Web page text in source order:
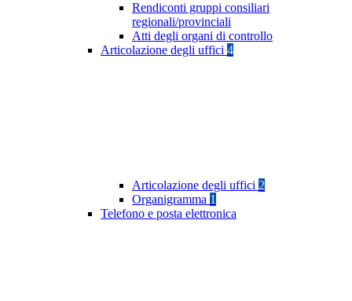
Rendiconti gruppi consiliari
regionali/provinciali
Atti degli organi di controllo
Articolazione degli uffici 4
Articolazione degli uffici 2
Organigramma 1
Telefono e posta elettronica